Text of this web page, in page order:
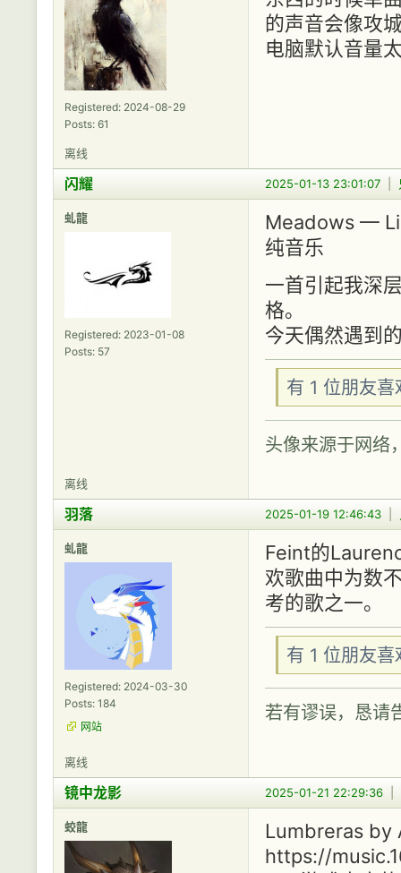
Registered: 2024-08-29
Posts: 61
的声音会像攻
电脑默认音量
离线
2025-01-13 23:01:07
闪耀
虬龍
Registered: 2023-01-08
Posts: 57
Meadows —
纯音乐
一首引起我深
格。
今天偶然遇到
有 1 位朋友
头像来源于网络
离线
2025-01-19 12:46:43
羽落
虬龍
Registered: 2024-03-30
Posts: 184
网站
Feint的
欢歌曲中为数
考的歌之一。
有 1 位朋友
若有谬误，恳请
离线
2025-01-21 22:29:36
镜中龙影
蛟龍
Lumbreras by
https://